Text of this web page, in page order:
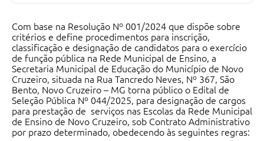
Com base na Resolução Nº 001/2024 que dispõe sobre
critérios e define procedimentos para inscrição,
classificação e designação de candidatos para o exercício
de função pública na Rede Municipal de Ensino, a
Secretaria Municipal de Educação do Município de Novo
Cruzeiro, situada na Rua Tancredo Neves, Nº 367, São
Bento, Novo Cruzeiro – MG torna público o Edital de
Seleção Pública Nº 044/2025, para designação de cargos
para prestação de serviços nas Escolas da Rede Municipal
de Ensino de Novo Cruzeiro, sob Contrato Administrativo
por prazo determinado, obedecendo às seguintes regras: